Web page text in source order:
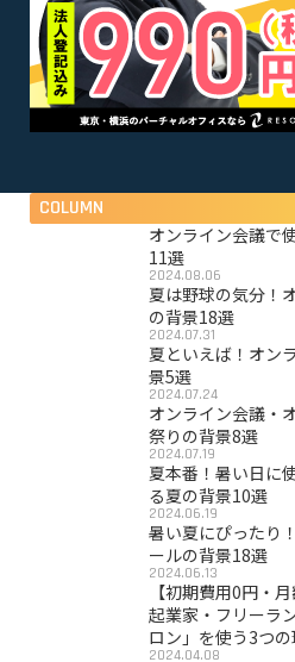
COLUMN
オンライン会議で
11選
2024.08.06
夏は野球の気分！
の背景18選
2024.07.31
夏といえば！オン
景5選
2024.07.24
オンライン会議・
祭りの背景8選
2024.07.19
夏本番！暑い日に
る夏の背景10選
2024.06.19
暑い夏にぴったり
ールの背景18選
2024.06.13
【初期費用0円・
起業家・フリーラ
ロン」を使う3つ
2024.04.08